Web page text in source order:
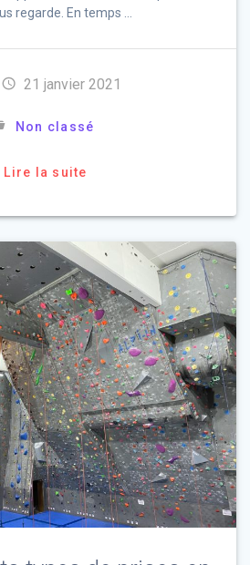
regarde. En temps …
21 janvier 2021
Non classé
Lire la suite